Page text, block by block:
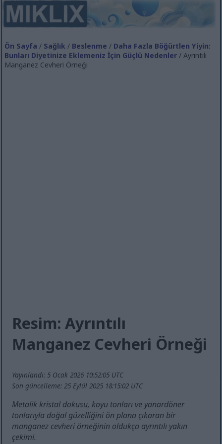
Ön Sayfa / Sağlık / Beslenme / Daha Fazla Böğürtlen Yiyin:
Bunları Diyetinize Eklemeniz İçin Güçlü Nedenler / Ayrıntılı
Manganez Cevheri Örneği
Resim: Ayrıntılı
Manganez Cevheri Örneği
Yayınlandı: 5 Ocak 2026 10:52:05 UTC
Son güncelleme: 25 Eylül 2025 18:15:02 UTC
Metalik kristal dokusu, koyu tonları ve yanardöner
tonlarıyla doğal güzelliğini ön plana çıkaran bir
manganez cevheri örneğinin oldukça ayrıntılı yakın
çekimi.